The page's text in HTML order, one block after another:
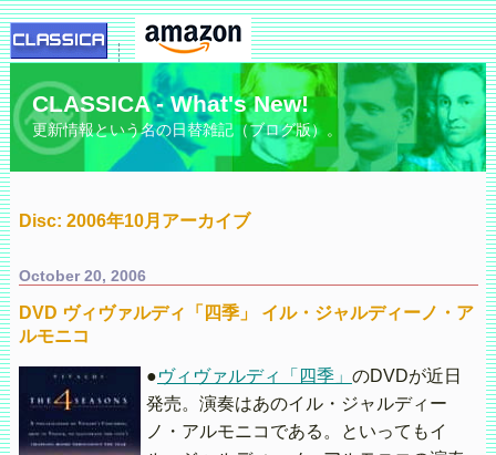
CLASSICA - What's New!
更新情報という名の日替雑記（ブログ版）。
Disc: 2006年10月アーカイブ
October 20, 2006
DVD ヴィヴァルディ「四季」 イル・ジャルディーノ・ア
ルモニコ
●ヴィヴァルディ「四季」 のDVDが近日
発売。演奏はあのイル・ジャルディー
ノ・アルモニコである。といってもイ